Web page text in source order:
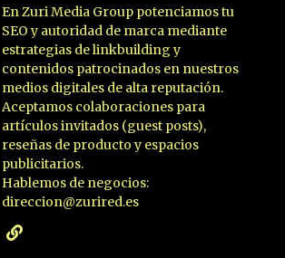
En Zuri Media Group potenciamos tu
SEO y autoridad de marca mediante
estrategias de linkbuilding y
contenidos patrocinados en nuestros
medios digitales de alta reputación.
Aceptamos colaboraciones para
artículos invitados (guest posts),
reseñas de producto y espacios
publicitarios.
Hablemos de negocios:
direccion@zurired.es